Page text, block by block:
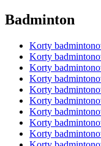
Badminton
Korty
Korty
Korty
Korty
Korty
Korty
Korty
Korty
Korty